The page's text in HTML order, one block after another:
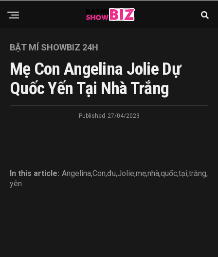
BẬT MÍ SHOWBIZ 24H
Mẹ Con Angelina Jolie Dự
Quốc Yến Tại Nhà Trắng
Published 27/04/2023
In this article: Angelina,Con,đu,Jolie,mẹ,nhà,quốc,tại,trắng,
yên